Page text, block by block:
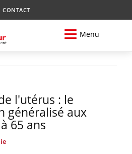
CONTACT
Menu
l'utérus : le
généralisé aux
65 ans